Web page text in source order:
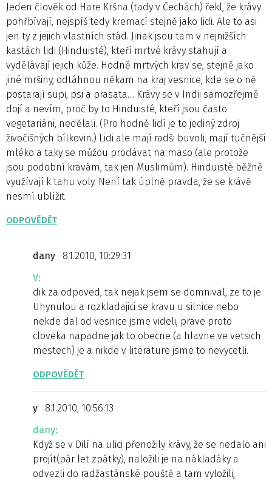
Jeden člověk od Hare Kršna (tady v Čechách) řekl, že krávy
pohřbívají, nejspíš tedy kremací stejně jako lidi. Ale to asi
jen ty z jejich vlastních stád. Jinak jsou tam v nejnižších
kastách lidi (Hinduisté), kteří mrtvé krávy stahují a
vydělávají jejich kůže. Hodně mrtvých krav se, stejně jako
jiné mršiny, odtáhnou někam na kraj vesnice, kde se o ně
postarají supi, psi a prasata… Krávy se v Indii samozřejmě
dojí a nevím, proč by to Hinduisté, kteří jsou často
vegetariáni, nedělali. (Pro hodně lidí je to jediný zdroj
živočišných bílkovin.) Lidi ale mají radši buvoli, mají tučnější
mléko a taky se můžou prodávat na maso (ale protože
jsou podobní kravám, tak jen Muslimům). Hinduisté běžně
využívají k tahu voly. Není tak úplně pravda, že se krávě
nesmí ublížit.
ODPOVĚDĚT
dany
8.1.2010, 10:29:31
V:
dik za odpoved, tak nejak jsem se domnival, ze to je.
Uhynulou a rozkladajici se kravu u silnice nebo
nekde dal od vesnice jsme videli, prave proto
cloveka napadne jak to obecne (a hlavne ve vetsich
mestech) je a nikde v literature jsme to nevycetli.
ODPOVĚDĚT
y
8.1.2010, 10:56:13
dany:
Když se v Dilí na ulici přenožily krávy, že se nedalo ani
projít(pár let zpátky), naložili je na nákladáky a
odvezli do radžastánské pouště a tam vyložili,